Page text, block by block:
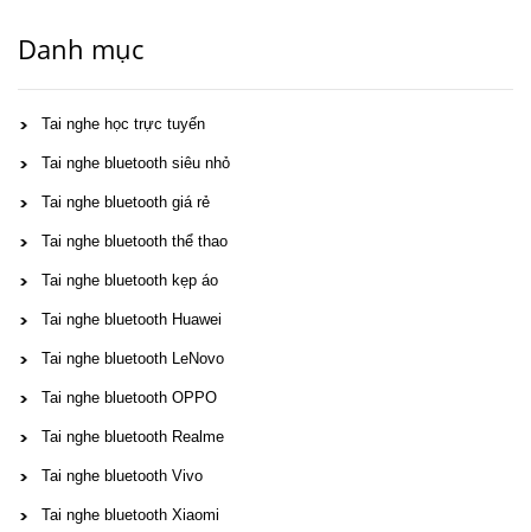
Danh mục
Tai nghe học trực tuyến
Tai nghe bluetooth siêu nhỏ
Tai nghe bluetooth giá rẻ
Tai nghe bluetooth thể thao
Tai nghe bluetooth kẹp áo
Tai nghe bluetooth Huawei
Tai nghe bluetooth LeNovo
Tai nghe bluetooth OPPO
Tai nghe bluetooth Realme
Tai nghe bluetooth Vivo
Tai nghe bluetooth Xiaomi